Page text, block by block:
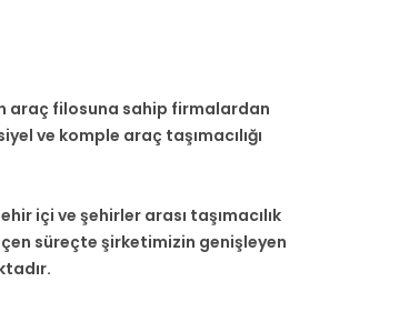
araç filosuna sahip firmalardan
ve komple araç taşımacılığı
içi ve şehirler arası taşımacılık
süreçte şirketimizin genişleyen